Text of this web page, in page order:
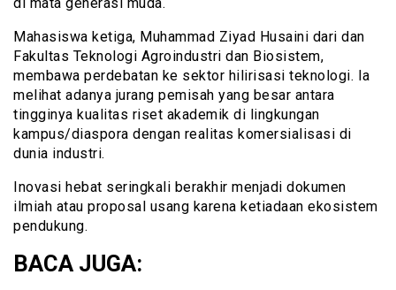
Mahasiswa ketiga, Muhammad Ziyad Husaini dari dan
Fakultas Teknologi Agroindustri dan Biosistem,
membawa perdebatan ke sektor hilirisasi teknologi. Ia
melihat adanya jurang pemisah yang besar antara
tingginya kualitas riset akademik di lingkungan
kampus/diaspora dengan realitas komersialisasi di
dunia industri.
Inovasi hebat seringkali berakhir menjadi dokumen
ilmiah atau proposal usang karena ketiadaan ekosistem
pendukung.
BACA JUGA: